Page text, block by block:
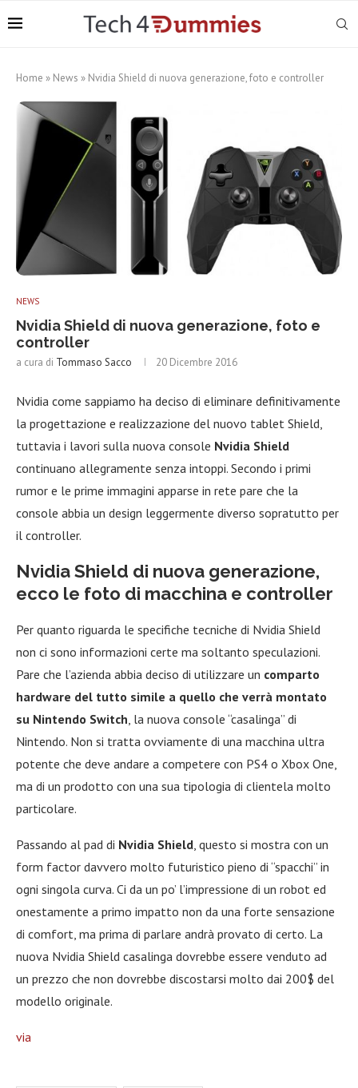
Home » News » Nvidia Shield di nuova generazione, foto e controller
NEWS
Nvidia Shield di nuova generazione, foto e
controller
a cura di Tommaso Sacco 20 Dicembre 2016
Nvidia come sappiamo ha deciso di eliminare definitivamente
la progettazione e realizzazione del nuovo tablet Shield,
tuttavia i lavori sulla nuova console Nvidia Shield
continuano allegramente senza intoppi. Secondo i primi
rumor e le prime immagini apparse in rete pare che la
console abbia un design leggermente diverso sopratutto per
il controller.
Nvidia Shield di nuova generazione,
ecco le foto di macchina e controller
Per quanto riguarda le specifiche tecniche di Nvidia Shield
non ci sono informazioni certe ma soltanto speculazioni.
Pare che l’azienda abbia deciso di utilizzare un comparto
hardware del tutto simile a quello che verrà montato
su Nintendo Switch , la nuova console “casalinga” di
Nintendo. Non si tratta ovviamente di una macchina ultra
potente che deve andare a competere con PS4 o Xbox One,
ma di un prodotto con una sua tipologia di clientela molto
particolare.
Passando al pad di Nvidia Shield , questo si mostra con un
form factor davvero molto futuristico pieno di “spacchi” in
ogni singola curva. Ci da un po’ l’impressione di un robot ed
onestamente a primo impatto non da una forte sensazione
di comfort, ma prima di parlare andrà provato di certo. La
nuova Nvidia Shield casalinga dovrebbe essere venduto ad
un prezzo che non dovrebbe discostarsi molto dai 200$ del
modello originale.
via